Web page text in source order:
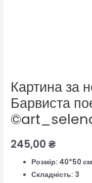
Картина за
Барвиста
245,00₴
Розмір: 40*50 см
Складність: 3